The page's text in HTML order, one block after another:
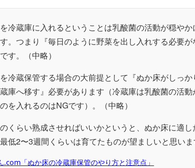
冷蔵庫に入れるということは乳酸菌の活動が穏や
。つまり『毎日のように野菜を出し入れする必要
す。（中略）
冷蔵保管する場合の大前提として『ぬか床がしっ
庫へ移す』必要があります（冷蔵庫は乳酸菌の活
を入れるのはNGです）。（中略）
くらい熟成させればいいかというと、ぬか床に適し
低2〜3週間くらいは育てたものが望ましいと思い
.com「ぬか床の冷蔵庫保管のやり方と注意点」